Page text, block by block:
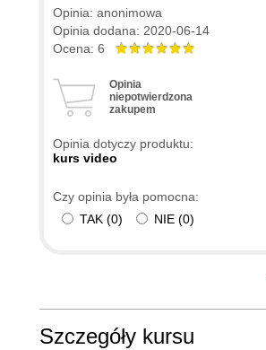
Opinia: anonimowa
Opinia dodana: 2020-06-14
Ocena: 6
Opinia
niepotwierdzona
zakupem
Opinia dotyczy produktu:
kurs video
Czy opinia była pomocna:
TAK (0) NIE (0)
Szczegóły kursu